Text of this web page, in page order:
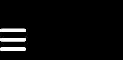
ORDRE DES
ARCHITECTES